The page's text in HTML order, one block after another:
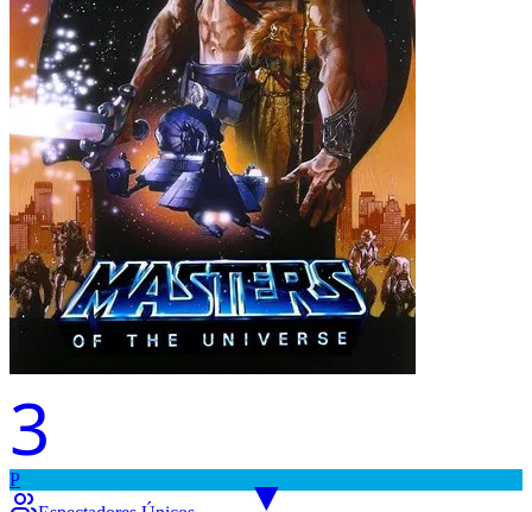
3
▼
P